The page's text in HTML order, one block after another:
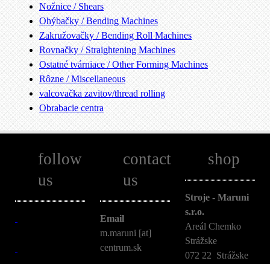
Nožnice / Shears
Ohýbačky / Bending Machines
Zakružovačky / Bending Roll Machines
Rovnačky / Straightening Machines
Ostatné tvárniace / Other Forming Machines
Rôzne / Miscellaneous
valcovačka zavitov/thread rolling
Obrabacie centra
follow
us
contact
us
Email
m.maruni [at]
centrum.sk
shop
Stroje - Maruni
s.r.o.
Areál Chemko
Strážske
072 22 Strážske